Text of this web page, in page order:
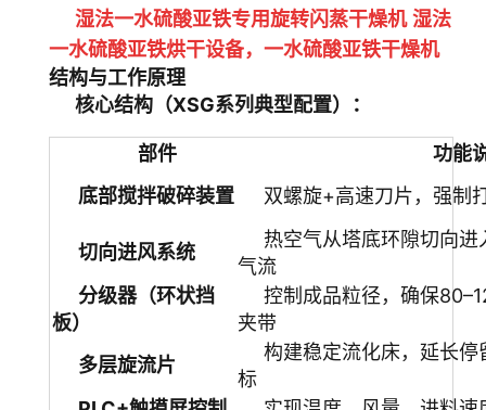
湿法一水硫酸亚铁专用旋转闪蒸干燥机 湿法
一水硫酸亚铁烘干设备， 一水硫酸亚铁干燥机
结构与工作原理
核心结构（XSG系列典型配置）：
部件
功能
底部搅拌破碎装置
双螺旋+高速刀片，强制
切向进风系统
热空气从塔底环隙切向
气流
分级器（环状挡
板）
控制成品粒径，确保
夹带
多层旋流片
构建稳定流化床，延长
标